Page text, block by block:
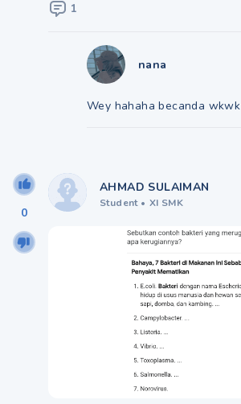
1
nana
Wey hahaha becanda wkwk
0
AHMAD SULAIMAN
Student • XI SMK